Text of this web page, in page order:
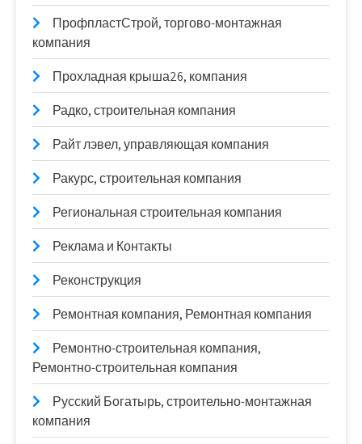
ПрофпластСтрой, торгово-монтажная
компания
Прохладная крыша26, компания
Радко, строительная компания
Райт лэвел, управляющая компания
Ракурс, строительная компания
Региональная строительная компания
Реклама и Контакты
Реконструкция
Ремонтная компания, Ремонтная компания
Ремонтно-строительная компания,
Ремонтно-строительная компания
Русский Богатырь, строительно-монтажная
компания